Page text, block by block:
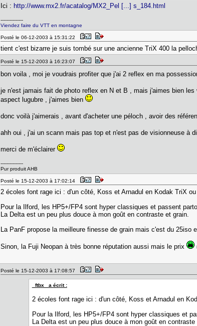
Ici : http://www.mx2.fr/acatalog/MX2_Pel [...] s_184.html
---------------
Viendez faire du VTT en montagne
Posté le 06-12-2003 à 15:31:22
tient c'est bizarre je suis tombé sur une ancienne TriX 400 la
Posté le 15-12-2003 à 16:23:07
bon voila , moi je voudrais profiter que j'ai 2 reflex en ma
je n'est jamais fait de photo reflex en N et B , mais j'aimes bien
aspect lugubre , j'aimes bien
donc voilà j'aimerais , avant d'acheter une péloch , avoir des
ahh oui , j'ai un scann mais pas top et n'est pas de visionneuse à
merci de m'éclairer
---------------
Pur produit AHB
Posté le 15-12-2003 à 17:02:14
2 écoles font rage ici : d'un côté, Koss et Arnadul en Kodak TriX
Pour la Ilford, les HP5+/FP4 sont hyper classiques et passent
La Delta est un peu plus douce à mon goût en contraste et grain.
La PanF propose la meilleure finesse de grain mais c'est du 25iso
Sinon, la Fuji Neopan à très bonne réputation aussi mais le prix
Posté le 15-12-2003 à 17:08:57
_ftbx_ a écrit :
2 écoles font rage ici : d'un côté, Koss et Arnadul en
Pour la Ilford, les HP5+/FP4 sont hyper classiques et
La Delta est un peu plus douce à mon goût en contraste